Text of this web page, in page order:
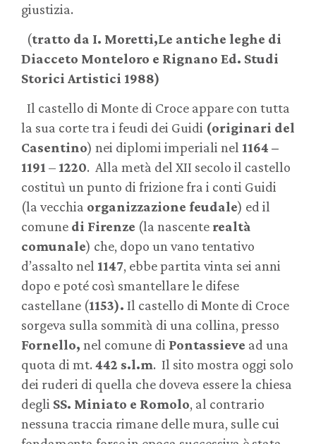
giustizia.
(tratto da I. Moretti,Le antiche leghe di
Diacceto Monteloro e Rignano Ed. Studi
Storici Artistici 1988)
Il castello di Monte di Croce appare con tutta
la sua corte tra i feudi dei Guidi (originari del
Casentino) nei diplomi imperiali nel 1164 –
1191 – 1220. Alla metà del XII secolo il castello
costituì un punto di frizione fra i conti Guidi
(la vecchia organizzazione feudale) ed il
comune di Firenze (la nascente realtà
comunale) che, dopo un vano tentativo
d’assalto nel 1147, ebbe partita vinta sei anni
dopo e poté così smantellare le difese
castellane (1153). Il castello di Monte di Croce
sorgeva sulla sommità di una collina, presso
Fornello, nel comune di Pontassieve ad una
quota di mt. 442 s.l.m. Il sito mostra oggi solo
dei ruderi di quella che doveva essere la chiesa
degli SS. Miniato e Romolo, al contrario
nessuna traccia rimane delle mura, sulle cui